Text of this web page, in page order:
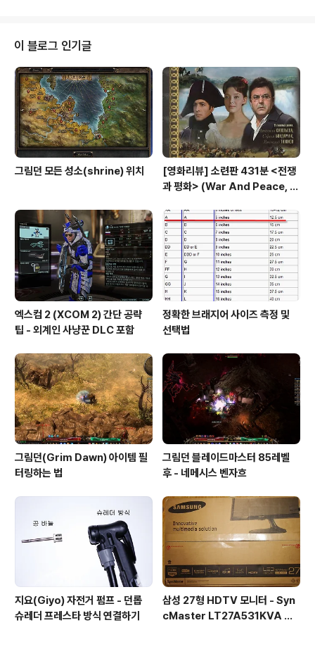
금껏 가본 여러 향교들중에서 좁게 느껴졌기 때문... 이 계
단위 출입문을 들어서면 공자의 위패를 모셔놓은 대성전이
나옵니다. 대성전.. 오른쪽 멀리 보이는 녹색지붕 건물은 당
진초등학교 병설유치원으로 보입니다. 일반적으로 향교내
에는 방문객도 적고 관리하는 분도 잘 안보입니다. 당진향
교도 마찬가지였구요. 날도 좋고 꽃도 만발..
이 블로그 인기글
그림던 모든 성소(shrine) 위치
[영화리뷰] 소련판 431분 <전쟁
과 평화> (War And Peace, 1
쟁과 평화>(1956)
엑스컴 2 (XCOM 2) 간단 공략
팁 - 외계인 사냥꾼 DLC 포함
정확한 브래지어 사이즈 측정 및
선택법
그림던(Grim Dawn) 아이템 필
터링하는 법
그림던 블레이드마스터 85레벨
후 - 네메시스 벤자흐
지요(Giyo) 자전거 펌프 - 던롭
슈레더 프레스타 방식 연결하기
삼성 27형 HDTV 모니터 - Syn
cMaster LT27A531KVA 사